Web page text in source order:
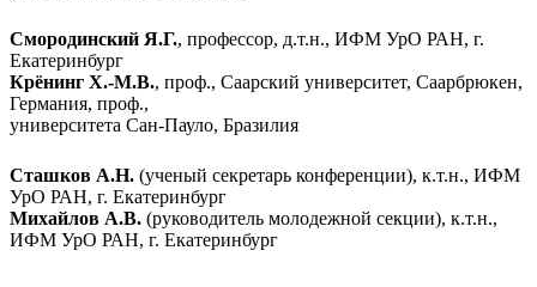
Смородинский Я.Г., профессор, д.т.н., ИФМ УрО РАН, г.
Екатеринбург
Крёнинг Х.-М.В., проф., Саарский университет, Саарбрюкен,
Германия, проф.,
университета Сан-Пауло, Бразилия
Сташков А.Н. (ученый секретарь конференции), к.т.н., ИФМ
УрО РАН, г. Екатеринбург
Михайлов А.В. (руководитель молодежной секции), к.т.н.,
ИФМ УрО РАН, г. Екатеринбург